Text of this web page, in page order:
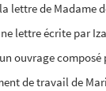
lettre de Madame
lettre écrite par
ouvrage
de travail de